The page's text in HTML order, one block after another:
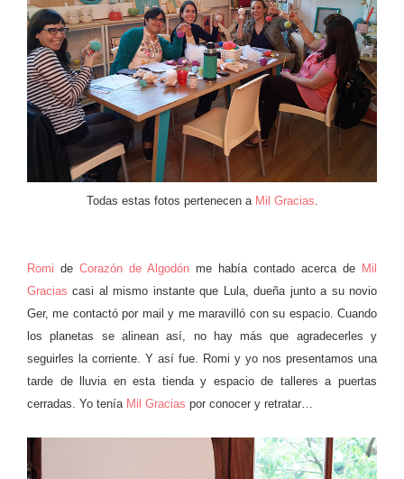
Todas estas fotos pertenecen a Mil Gracias.
Romi de Corazón de Algodón me había contado acerca de Mil
Gracias casi al mismo instante que Lula, dueña junto a su novio
Ger, me contactó por mail y me maravilló con su espacio. Cuando
los planetas se alinean así, no hay más que agradecerles y
seguirles la corriente. Y así fue. Romi y yo nos presentamos una
tarde de lluvia en esta tienda y espacio de talleres a puertas
cerradas. Yo tenía Mil Gracias por conocer y retratar…